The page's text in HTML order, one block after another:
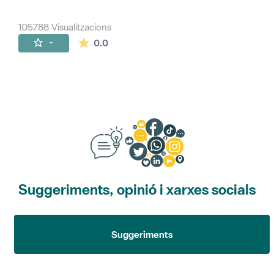
105788 Visualitzacions
- 0.0La mitjana de les valoracions és de 0
Suggeriments, opinió i xarxes socials
Suggeriments